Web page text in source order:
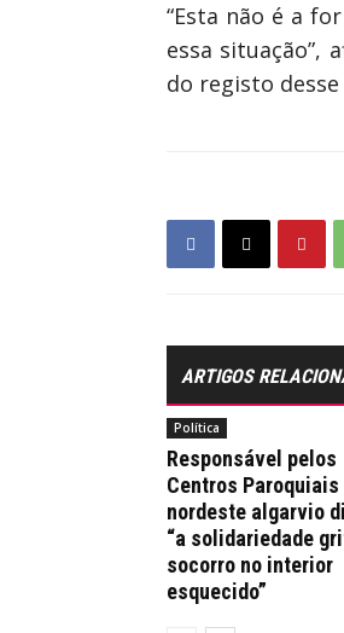
“Esta não é a
essa
do registo
ARTIGOS
Política
Responsável pelos
Centros Paroquiais
nordeste algarvio
“a solidariedade
socorro no interior
esquecido”